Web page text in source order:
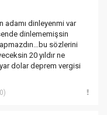
adamı dinleyenmi var
dinlememişsin
sözlerini
20 yıldır ne
dolar deprem vergisi